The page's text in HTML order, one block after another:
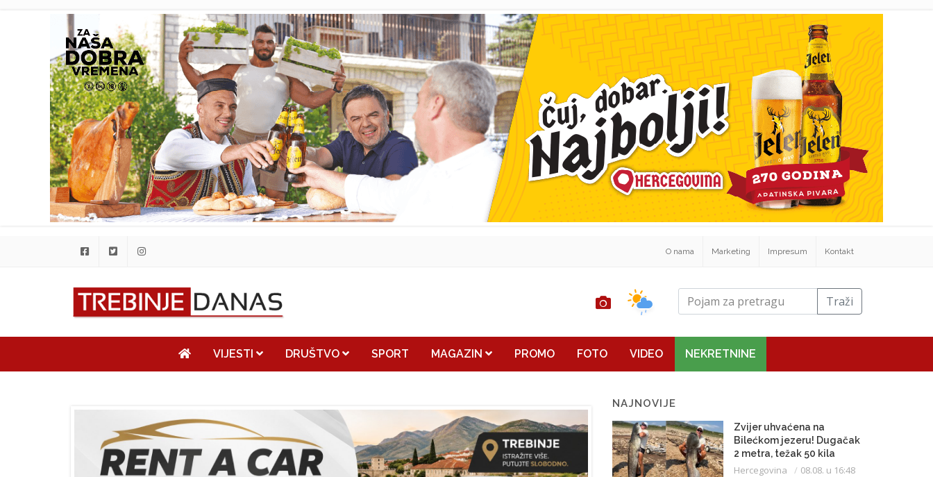
O nama Marketing Impresum Kontakt
Traži
VIJESTI DRUŠTVO SPORT MAGAZIN PROMO FOTO VIDEO NEKRETNINE
NAJNOVIJE
Zvijer uhvaćena na
Bilećkom jezeru! Dugačak
2 metra, težak 50 kila
Hercegovina 08.08. u 16:48